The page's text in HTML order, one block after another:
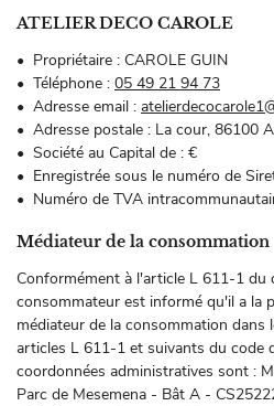
Rafraîchir le captcha
l'adresse email indiqué ci-dessus. Vous pouvez
utilisant
le formulaire de désinscription.
ATELIER DECO CAROLE
Propriétaire : CAROLE GUIN
Téléphone : 05 49 21 94 73
Adresse email :
Adresse postale : La cour, 86100
Société au Capital de : €
Enregistrée sous le numéro de
Numéro de TVA
Médiateur de la consommation
Conformément à l'article L 611-1 du
consommateur est informé qu'il a la
médiateur de la consommation dans
articles L 611-1 et suivants du code
coordonnées administratives sont :
Parc de Mesemena - Bât A -